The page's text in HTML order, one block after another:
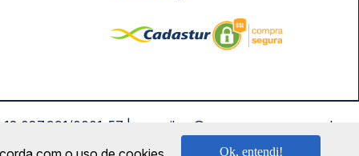
0001-57 | saconibus@queropassagem.com.br
Ok, entendi!